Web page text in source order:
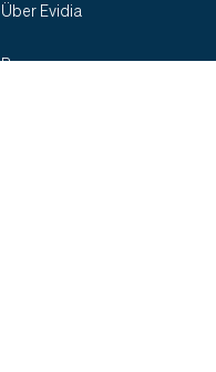
Über Evidia
Presse